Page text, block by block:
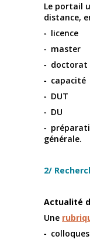
Le portail
distance,
licence
master
doctorat
capacité
DUT
DU
générale.
2/
Actualité
Une
colloques